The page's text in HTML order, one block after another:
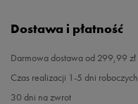
Dostawa i płatność
Darmowa dostawa od 299,99 zł
Czas realizacji 1-5 dni roboczych
30 dni na zwrot